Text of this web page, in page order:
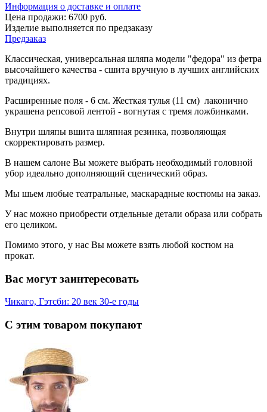
Информация о доставке и оплате
Цена продажи: 6700 руб.
Изделие выполняется по предзаказу
Предзаказ
Классическая, универсальная шляпа модели "федора" из фетра
высочайшего качества - сшита вручную в лучших английских
традициях.
Расширенные поля - 6 см. Жесткая тулья (11 см) лаконично
украшена репсовой лентой - вогнутая с тремя ложбинками.
Внутри шляпы вшита шляпная резинка, позволяющая
скорректировать размер.
В нашем салоне Вы можете выбрать необходимый головной
убор идеально дополняющий сценический образ.
Мы шьем любые театральные, маскарадные костюмы на заказ.
У нас можно приобрести отдельные детали образа или собрать
его целиком.
Помимо этого, у нас Вы можете взять любой костюм на
прокат.
Вас могут заинтересовать
Чикаго, Гэтсби: 20 век 30-е годы
С этим товаром покупают